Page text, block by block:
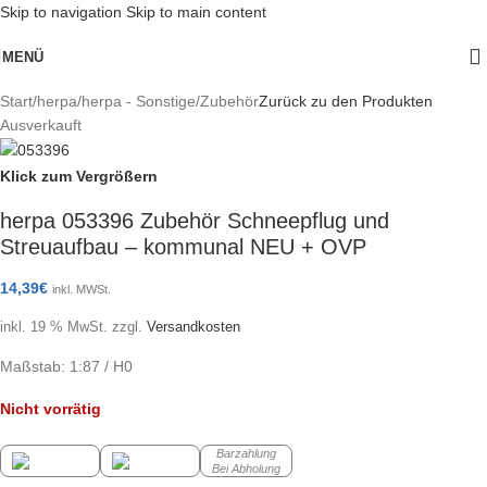
Skip to navigation Skip to main content
MENÜ
Start/herpa/herpa - Sonstige/ZubehörZurück zu den Produkten
Ausverkauft
Klick zum Vergrößern
herpa 053396 Zubehör Schneepflug und
Streuaufbau – kommunal NEU + OVP
14,39€ inkl. MWSt.
inkl. 19 % MwSt. zzgl. Versandkosten
Maßstab: 1:87 / H0
Nicht vorrätig
Barzahlung
Bei Abholung